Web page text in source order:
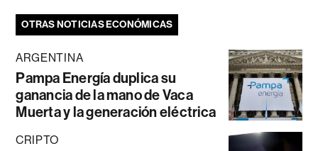
OTRAS NOTICIAS ECONÓMICAS
ARGENTINA
Pampa Energía duplica su
ganancia de la mano de Vaca
Muerta y la generación eléctrica
CRIPTO